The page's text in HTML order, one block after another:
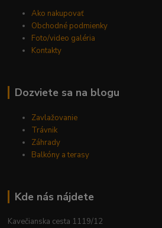
Ako nakupovať
Obchodné podmienky
Foto/video galéria
Kontakty
Dozviete sa na blogu
Zavlažovanie
Trávnik
Záhrady
Balkóny a terasy
Kde nás nájdete
Kavečianska cesta 1119/12